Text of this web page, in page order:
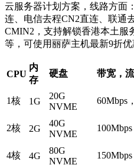
云服务器计划方案，线路方面
连、电信去程CN2直连、联通
CMIN2，支持解锁香港本土服
等，可使用丽萨主机最新9折优
CPU
内
存
硬盘 带宽，
1核 1G
20G
NVME
60Mbps
2核 2G
40G
NVME
4核 4G
80G
NVME